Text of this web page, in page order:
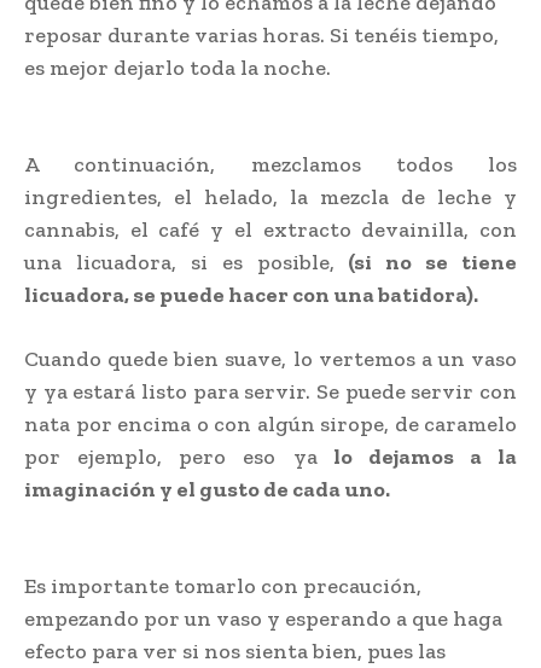
reposar durante varias horas. Si tenéis tiempo,
es mejor dejarlo toda la noche.
A continuación, mezclamos todos los
ingredientes, el helado, la mezcla de leche y
cannabis, el café y el extracto devainilla, con
una licuadora, si es posible, (si no se tiene
licuadora, se puede hacer con una batidora).
Cuando quede bien suave, lo vertemos a un vaso
y ya estará listo para servir. Se puede servir con
nata por encima o con algún sirope, de caramelo
por ejemplo, pero eso yalo dejamos a la
imaginación y el gusto de cada uno.
Es importante tomarlo con precaución,
empezando por un vaso y esperando a que haga
efecto para ver si nos sienta bien, pues las